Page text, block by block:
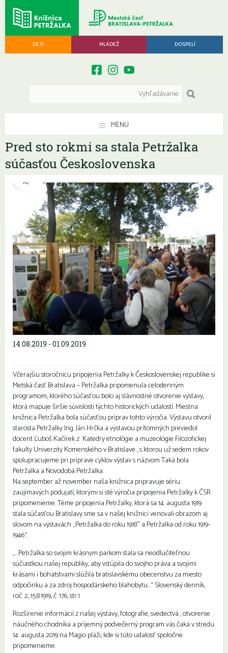
DETI MLÁDEŽ DOSPELÍ
MENU
Pred sto rokmi sa stala Petržalka
súčasťou Československa
14.08.2019 - 01.09.2019
Včerajšiu storočnicu pripojenia Petržalky k Československej republike si
Metská časť Bratislava – Petržalka pripomenula celodenným
programom, ktorého súčasťou bolo aj slávnostné otvorenie výstavy,
ktorá mapuje širšie súvislosti týchto historických udalostí. Miestna
knižnica Petržalka bola súčasťou príprav tohto výročia. Výstavu otvoril
starosta Petržalky Ing. Ján Hrčka a výstavou prítomných previedol
docent Ľuboš Kačírek z Katedry etnológie a muzeológie Filozofickej
fakulty Univerzity Komenského v Bratislave , s ktorou už sedem rokov
spolupracujeme pri príprave cyklov výstav s názvom Taká bola
Petržalka a Novodobá Petržalka.
Na september až november naša knižnica pripravuje sériu
zaujímavých podujatí, ktorými si sté výročia pripojenia Petržalky k ČSR
pripomenieme. Téme pripojenia Petržalky, ktorá sa 14. augusta 1919
stala súčasťou Bratislavy sme sa v našej knižnici venovali obrazom aj
slovom na výstavách „Petržalka do roku 1918″ a Petržalka od roku 1919-
1946“.
„…Petržalka so svojim krásnym parkom stala sa neodlučiteľnou
súčiastkou našej republiky, aby vstúpila do svojho práva a svojimi
krásami i bohatstvami slúžila bratislavskému obecenstvu za miesto
odpočinku a za zdroj hospodárskeho blahobytu…“ Slovenský denník,
roč. 2, 15.8.1919, č. 176, str.1
Rozšírenie informácií z našej výstavy, fotografie, svedectvá , otvorenie
náučného chodníka a príjemný podvečerný program vás čaká v stredu
14. augusta 2019 na Magio pláži, kde si túto udalosť spoločne
pripomenieme.